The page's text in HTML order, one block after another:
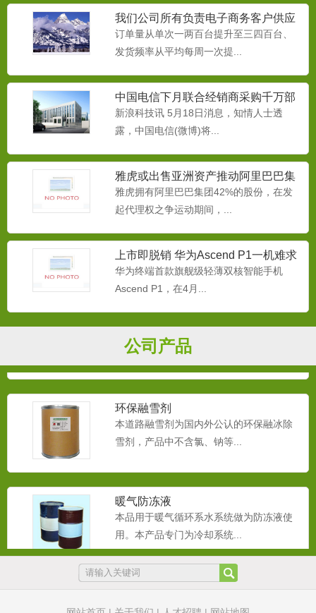
我们公司所有负责电子商务客户供应
链的同事
订单量从单次一两百台提升至三四百台、
发货频率从平均每周一次提...
中国电信下月联合经销商采购千万部
智能手机
新浪科技讯 5月18日消息，知情人士透
露，中国电信(微博)将...
雅虎或出售亚洲资产推动阿里巴巴集
团IPO
雅虎拥有阿里巴巴集团42%的股份，在发
起代理权之争运动期间，...
上市即脱销 华为Ascend P1一机难求
华为终端首款旗舰级轻薄双核智能手机
Ascend P1，在4月...
公司产品
为减缓本品对桥梁、路牌、挡板、汽车底
牌等金属物的腐蚀，而生产...
中央空调防冻液
本品用于中央空调循环系水系统做为防冻
液使用。本产品专门为冷却...
本品用于循环系水系统做为防冻液使用。
本产品专门为冷却系统和采...
环保融雪剂
本道路融雪剂为国内外公认的环保融冰除
雪剂，产品中不含氯、钠等...
暖气防冻液
本品用于暖气循环系水系统做为防冻液使
用。本产品专门为冷却系统...
橡胶抗静电剂